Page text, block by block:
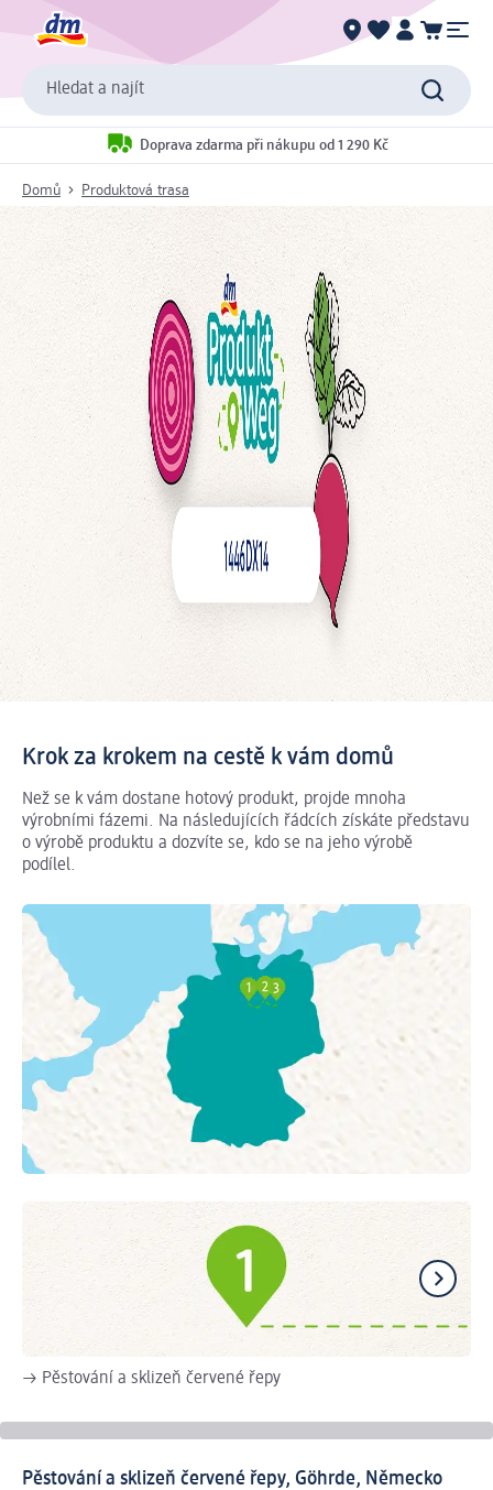
Hledat a najít
Doprava zdarma při nákupu od 1 290 Kč
Domů Produktová trasa
Krok za krokem na cestě k vám domů
Než se k vám dostane hotový produkt, projde mnoha
výrobními fázemi. Na následujících řádcích získáte představu
o výrobě produktu a dozvíte se, kdo se na jeho výrobě
podílel.
→ Pěstování a sklizeň červené řepy
Pěstování a sklizeň červené řepy, Göhrde, Německo